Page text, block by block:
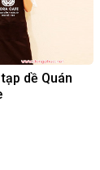
dề Quán